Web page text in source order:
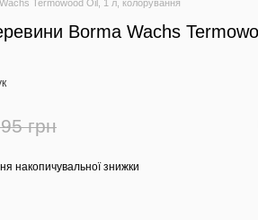
Termowood Oil, 1 л, колорування
Borma Wachs
грн
накопичувальної знижки